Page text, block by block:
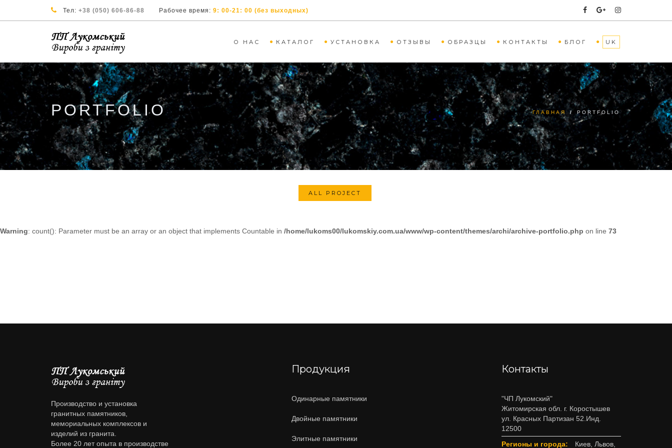
Тел: +38 (050) 606-86-88 Рабочее время: 9: 00-21: 00 (без выходных)
О НАС КАТАЛОГ УСТАНОВКА ОТЗЫВЫ ОБРАЗЦЫ КОНТАКТЫ БЛОГ UK
PORTFOLIO ГЛАВНАЯ / PORTFOLIO
ALL PROJECT
Warning: count(): Parameter must be an array or an object that implements Countable in /home/lukoms00/lukomskiy.com.ua/www/wp-content/themes/archi/archive-portfolio.php on line 73
Производство и установка
гранитных памятников,
мемориальных комплексов и
изделий из гранита.
Более 20 лет опыта в производстве
Продукция
Одинарные памятники
Двойные памятники
Элитные памятники
Контакты
"ЧП Лукомский"
Житомирская обл. г. Коростышев
ул. Красных Партизан 52.Инд.
12500
Регионы и города:
Киев, Львов,